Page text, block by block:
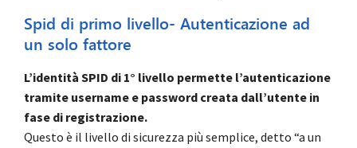
Spid di primo livello- Autenticazione ad
un solo fattore
L’identità SPID di 1° livello permette l’autenticazione
tramite username e password creata dall’utente in
fase di registrazione.
Questo è il livello di sicurezza più semplice, detto “a un